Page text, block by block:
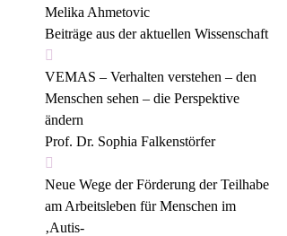
Melika Ahmetovic
Beiträge aus der aktuellen Wissenschaft

VEMAS – Verhalten verstehen – den
Menschen sehen – die Perspektive
ändern
Prof. Dr. Sophia Falkenstörfer

Neue Wege der Förderung der Teilhabe
am Arbeitsleben für Menschen im
‚Autis-